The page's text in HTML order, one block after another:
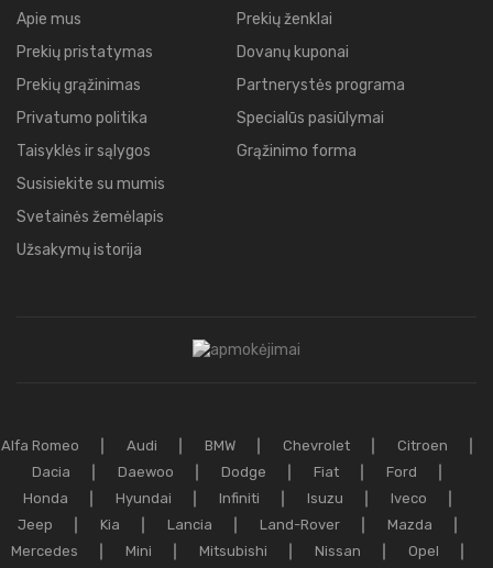
Apie mus
Prekių pristatymas
Prekių grąžinimas
Privatumo politika
Taisyklės ir sąlygos
Susisiekite su mumis
Svetainės žemėlapis
Užsakymų istorija
Prekių ženklai
Dovanų kuponai
Partnerystės programa
Specialūs pasiūlymai
Grąžinimo forma
Alfa Romeo Audi BMW Chevrolet
Citroen
Dacia
Daewoo Dodge Fiat
Ford
Honda
Hyundai Infiniti Isuzu
Iveco
Jeep
Kia Lancia Land-Rover
Mazda
Mercedes
Mini Mitsubishi Nissan Opel